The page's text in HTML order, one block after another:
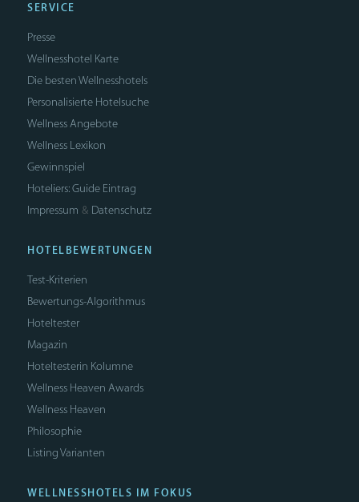
SERVICE
Presse
Wellnesshotel Karte
Die besten Wellnesshotels
Personalisierte Hotelsuche
Wellness Angebote
Wellness Lexikon
Gewinnspiel
Hoteliers: Guide Eintrag
Impressum & Datenschutz
HOTELBEWERTUNGEN
Test-Kriterien
Bewertungs-Algorithmus
Hoteltester
Magazin
Hoteltesterin Kolumne
Wellness Heaven Awards
Wellness Heaven
Philosophie
Listing Varianten
WELLNESSHOTELS IM FOKUS